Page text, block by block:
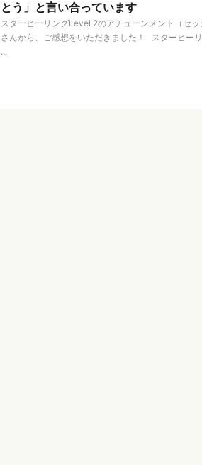
とう」と言い合っています
スターヒーリングLevel 2のアチューンメント（セ
さんから、ご感想をいただきました！ スターヒー
...